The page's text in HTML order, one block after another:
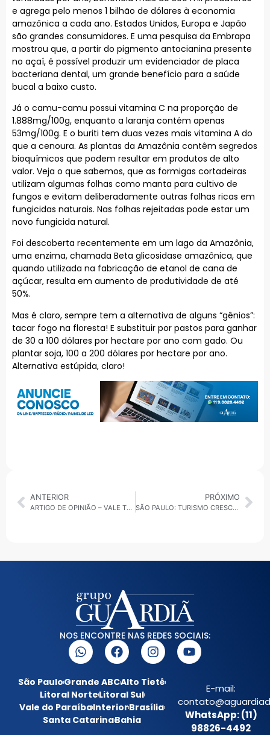
e agrega pelo menos 1 bilhão de dólares à economia
amazônica a cada ano. Estados Unidos, Europa e Japão
são grandes consumidores. E uma pesquisa da Embrapa
mostrou que, a partir do pigmento antocianina presente
no açaí, é possível produzir um evidenciador de placa
bacteriana dental, um grande benefício para a saúde
bucal a baixo custo.
Já o camu-camu possui vitamina C na proporção de
1.888mg/100g, enquanto a laranja contém apenas
53mg/100g. E o buriti tem duas vezes mais vitamina A do
que a cenoura. As plantas da Amazônia contêm segredos
bioquímicos que podem resultar em produtos de alto
valor. Veja o que sabemos, que as formigas cortadeiras
utilizam algumas folhas como manta para cultivo de
fungos e evitam deliberadamente outras folhas ricas em
fungicidas naturais. Nas folhas rejeitadas pode estar um
novo fungicida natural.
Foi descoberta recentemente em um lago da Amazônia,
uma enzima, chamada Beta glicosidase amazônica, que
quando utilizada na fabricação de etanol de cana de
açúcar, resulta em aumento de produtividade de até
50%.
Mas é claro, sempre tem a alternativa de alguns “gênios”:
tacar fogo na floresta! E substituir por pastos para ganhar
de 30 a 100 dólares por hectare por ano com gado. Ou
plantar soja, 100 a 200 dólares por hectare por ano.
Alternativa estúpida, claro!
ANTERIOR
ARTIGO DE OPINIÃO – VALE TUDO OU NÃO?
PRÓXIMO
SÃO PAULO: TURISMO CRESCE E HOTEIS PODERÃO RECEBER CASSINOS
NOS ENCONTRE NAS REDES SOCIAIS:
São PauloGrande ABCAlto Tietê
Litoral NorteLitoral Sul
Vale do ParaíbaInteriorBrasília
Santa CatarinaBahia
E-mail:
WhatsApp: (11)
98826-4492